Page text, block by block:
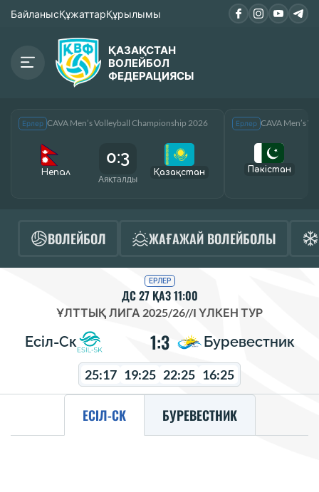
БайланысҚұжаттарҚұрылымы
ҚАЗАҚСТАН
ВОЛЕЙБОЛ
ФЕДЕРАЦИЯСЫ
Ерлер CAVA Men’s Volleyball Championship 2026
Непал
0:3
Аяқталды
Қазақcтан
Ерлер CAVA Men’s
Пәкістан
ВОЛЕЙБОЛ ЖАҒАЖАЙ ВОЛЕЙБОЛЫ
ЕРЛЕР
ДС 27 ҚАЗ 11:00
ҰЛТТЫҚ ЛИГА 2025/26//I ҮЛКЕН ТУР
Есіл-Ск 1:3 Буревестник
25:17 19:25 22:25 16:25
ЕСІЛ-СК БУРЕВЕСТНИК